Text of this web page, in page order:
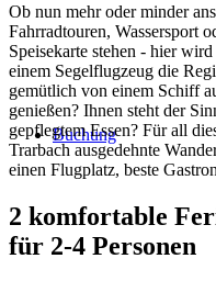
Buchung
Ob nun mehr oder minder
Fahrradtouren, Wassersport
Speisekarte stehen - hier
einem Segelflugzeug die
gemütlich von einem Schiff
genießen? Ihnen steht der
gepflegtem Essen? Für all
Trarbach ausgedehnte
einen Flugplatz, beste
2 komfortable
für 2-4 Personen